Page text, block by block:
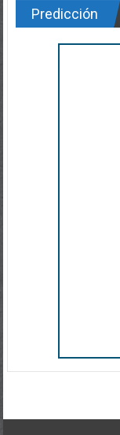
Predicción